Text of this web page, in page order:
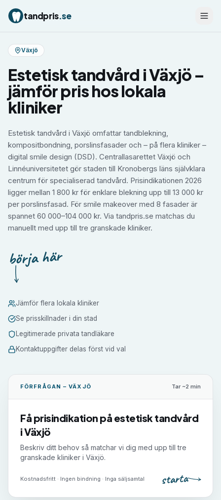
tandpris.se
Växjö
Estetisk tandvård iVäxjö –
jämför pris hos lokala
kliniker
Estetisk tandvård i Växjö omfattar tandblekning,
kompositbondning, porslinsfasader och – på flera kliniker –
digital smile design (DSD). Centrallasarettet Växjö och
Linnéuniversitetet gör staden till Kronobergs läns självklara
centrum för specialiserad tandvård. Prisindikationen 2026
ligger mellan 1 800 kr för enklare blekning upp till 13 000 kr
per porslinsfasad. För smile makeover med 8 fasader är
spannet 60 000–104 000 kr. Via tandpris.se matchas du
manuellt med upp till tre granskade kliniker.
börja här
Jämför flera lokala kliniker
Se prisskillnader i din stad
Legitimerade privata tandläkare
Kontaktuppgifter delas först vid val
FÖRFRÅGAN –VÄXJÖ Tar ~2 min
Få prisindikation på estetisk tandvård
iVäxjö
Beskriv ditt behov så matchar vi dig med upp till tre
granskade kliniker i Växjö.
Kostnadsfritt · Ingen bindning · Inga säljsamtal starta